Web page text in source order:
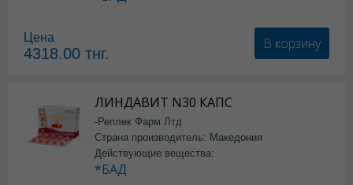
Цена
4318.00 тнг.
В корзину
ЛИНДАВИТ N30 КАПС
-Реплек Фарм Лтд
Страна производитель: Македония
Действующие вещества:
*БАД